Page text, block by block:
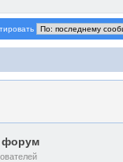
форум